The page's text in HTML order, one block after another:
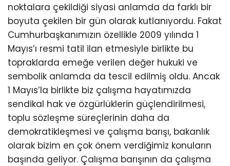
noktalara çekildiği siyasi anlamda da farklı bir
boyuta çekilen bir gün olarak kutlanıyordu. Fakat
Cumhurbaşkanımızın özellikle 2009 yılında 1
Mayıs’ı resmi tatil ilan etmesiyle birlikte bu
topraklarda emeğe verilen değer hukuki ve
sembolik anlamda da tescil edilmiş oldu. Ancak
1 Mayıs’la birlikte biz çalışma hayatımızda
sendikal hak ve özgürlüklerin güçlendirilmesi,
toplu sözleşme süreçlerinin daha da
demokratikleşmesi ve çalışma barışı, bakanlık
olarak bizim en çok önem verdiğimiz konuların
başında geliyor. Çalışma barışının da çalışma